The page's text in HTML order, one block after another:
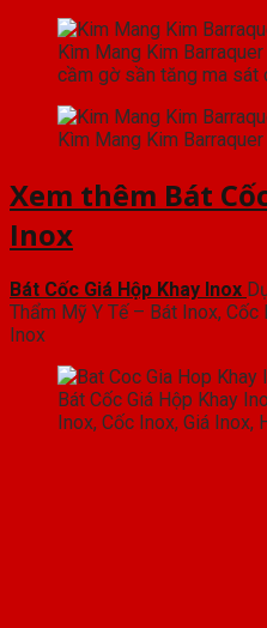
Kìm Mang Kim
cầm gờ sần tăng ma sát
Kìm Mang Kim
Xem thêm Bát
Inox
Bát Cốc Giá Hộp Khay Inox
Thẩm Mỹ Y Tế – Bát Inox, Cốc
Inox
Bát Cốc Giá Hộp Khay
Inox, Cốc Inox, Giá Inox,